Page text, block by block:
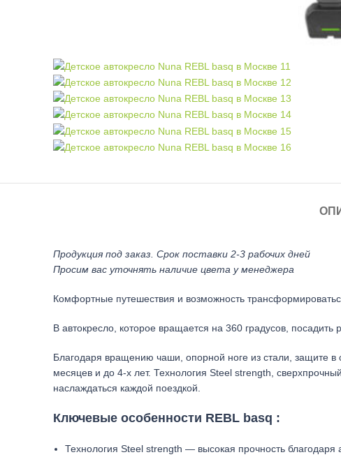
Продукция под заказ. Срок поставки 2-3 рабочих дней
Просим вас уточнять наличие цвета у менеджера
Комфортные путешествия и возможность
В автокресло, которое вращается на 360 градусов,
Благодаря вращению чаши, опорной ноге из стали, защите
месяцев и до 4-х лет. Технология Steel strength,
наслаждаться каждой поездкой.
Ключевые особенности REBL basq :
Технология Steel strength — высокая прочность благодаря